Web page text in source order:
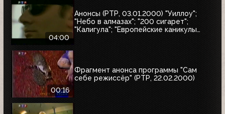
04:00
Анонсы (РТР, 03.01.2000) "Уиллоу";
"Небо в алмазах"; "200 сигарет";
"Калигула"; "Европейские каникулы
00:16
Фрагмент анонса программы "Сам
себе режиссёр" (РТР, 22.02.2000)